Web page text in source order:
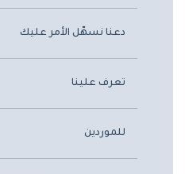
دعنا نسهّل الأمر عليك
تعرف علينا
للموردين